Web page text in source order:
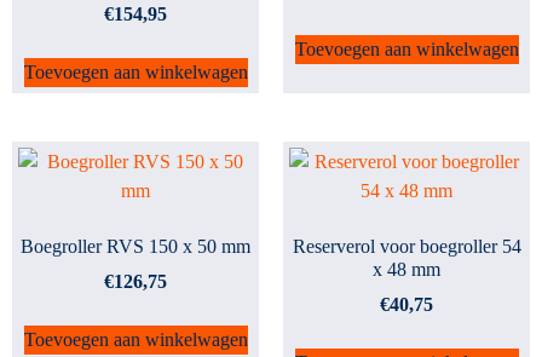
€154,95
Toevoegen aan winkelwagen
Toevoegen aan winkelwagen
Boegroller RVS 150 x 50 mm
€126,75
Toevoegen aan winkelwagen
Reserverol voor boegroller 54
x 48 mm
€40,75